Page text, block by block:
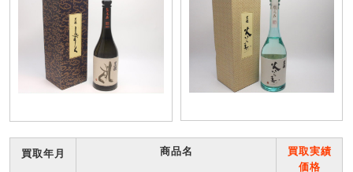
買取年月 商品名
買取実績
価格